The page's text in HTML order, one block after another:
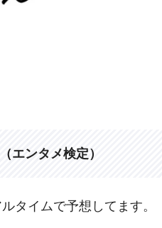
エンタメ検定）
タイムで予想してます。